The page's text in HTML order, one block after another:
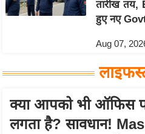
n
i
A
p
तारीख
हुए नए
Aug 07,
क्या आपको भी ऑफिस
लगता है? सावधान!